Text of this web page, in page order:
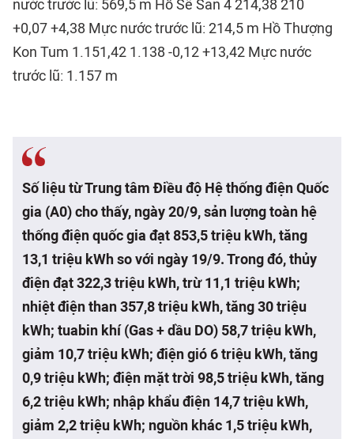
nước trước lũ: 569,5 m Hồ Sê San 4 214,38 210
+0,07 +4,38 Mực nước trước lũ: 214,5 m Hồ Thượng
Kon Tum 1.151,42 1.138 -0,12 +13,42 Mực nước
trước lũ: 1.157 m
Số liệu từ Trung tâm Điều độ Hệ thống điện Quốc
gia (A0) cho thấy, ngày 20/9, sản lượng toàn hệ
thống điện quốc gia đạt 853,5 triệu kWh, tăng
13,1 triệu kWh so với ngày 19/9. Trong đó, thủy
điện đạt 322,3 triệu kWh, trừ 11,1 triệu kWh;
nhiệt điện than 357,8 triệu kWh, tăng 30 triệu
kWh; tuabin khí (Gas + dầu DO) 58,7 triệu kWh,
giảm 10,7 triệu kWh; điện gió 6 triệu kWh, tăng
0,9 triệu kWh; điện mặt trời 98,5 triệu kWh, tăng
6,2 triệu kWh; nhập khẩu điện 14,7 triệu kWh,
giảm 2,2 triệu kWh; nguồn khác 1,5 triệu kWh,